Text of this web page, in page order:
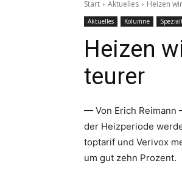
Start Aktuelles Heizen
Aktuelles Kolumne
Heizen
teurer
— Von Erich Reimann
der Heizperiode
toptarif und Verivox
um gut zehn Prozent.